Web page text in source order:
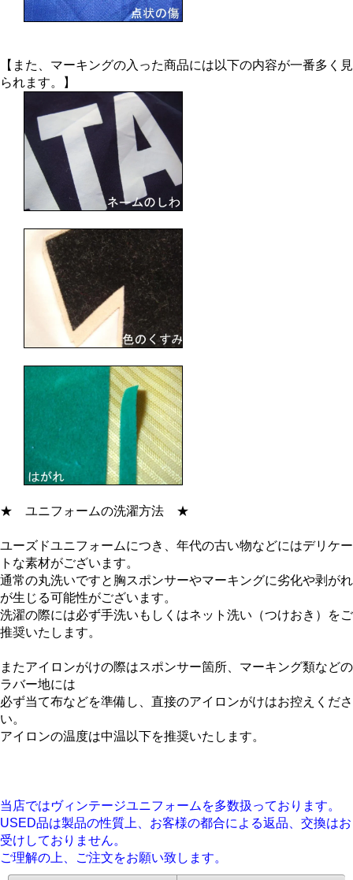
【また、マーキングの入った商品には以下の内容が一番多く見
られます。】
★ ユニフォームの洗濯方法 ★
ユーズドユニフォームにつき、年代の古い物などにはデリケー
トな素材がございます。
通常の丸洗いですと胸スポンサーやマーキングに劣化や剥がれ
が生じる可能性がございます。
洗濯の際には必ず手洗いもしくはネット洗い（つけおき）をご
推奨いたします。
またアイロンがけの際はスポンサー箇所、マーキング類などの
ラバー地には
必ず当て布などを準備し、直接のアイロンがけはお控えくださ
い。
アイロンの温度は中温以下を推奨いたします。
当店ではヴィンテージユニフォームを多数扱っております。
USED品は製品の性質上、お客様の都合による返品、交換はお
受けしておりません。
ご理解の上、ご注文をお願い致します。